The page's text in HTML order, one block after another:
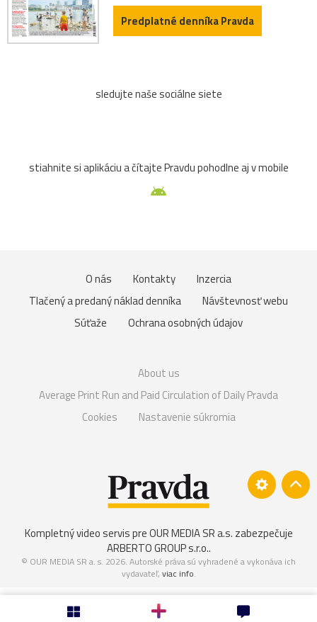
Predplatné denníka Pravda
sledujte naše sociálne siete
stiahnite si aplikáciu a čítajte Pravdu pohodlne aj v mobile
O nás Kontakty
Inzercia
Tlačený a predaný náklad denníka
Návštevnosť webu
Súťaže
Ochrana osobných údajov
About us
Average Print Run and Paid Circulation of Daily Pravda
Cookies
Nastavenie súkromia
Kompletný video servis pre OUR MEDIA SR a.s. zabezpečuje
ARBERTO GROUP s.r.o..
© OUR MEDIA SR a. s. 2026. Autorské práva sú vyhradené a vykonáva ich
vydavateľ, viac info.